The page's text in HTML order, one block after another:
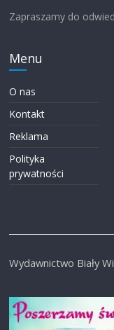
Zapraszamy do
Menu
O nas
Kontakt
Reklama
Polityka
prywatności
Wydawnictwo Biały